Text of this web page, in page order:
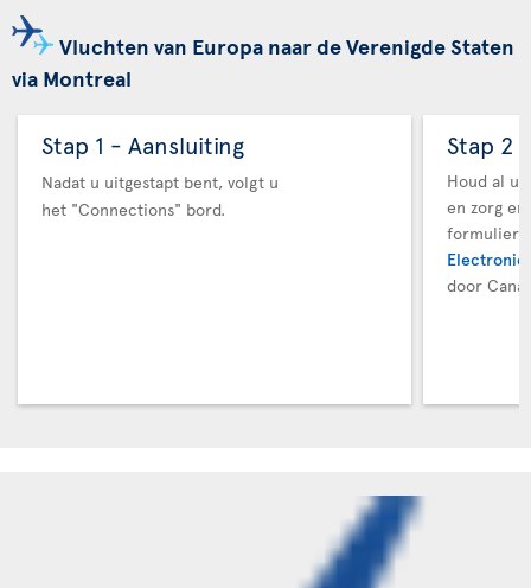
Vluchten van Europa naar de Verenigde Staten
via Montreal
Stap 1 - Aansluiting
Nadat u uitgestapt bent, volgt u
het "Connections" bord.
Stap 2
Houd al
en zorg
Electronic
door